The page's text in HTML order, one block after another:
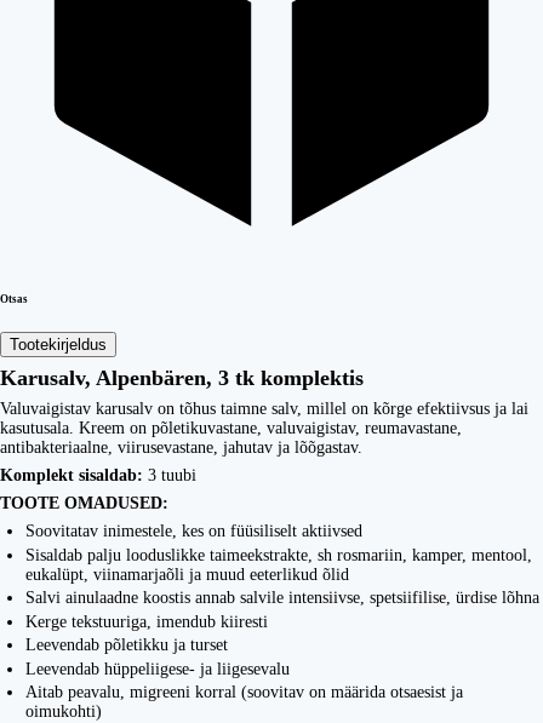
Otsas
Tootekirjeldus
Karusalv, Alpenbären, 3 tk komplektis
Valuvaigistav karusalv on tõhus taimne salv, millel on kõrge efektiivsus ja lai
kasutusala. Kreem on põletikuvastane, valuvaigistav, reumavastane,
antibakteriaalne, viirusevastane, jahutav ja lõõgastav.
Komplekt sisaldab: 3 tuubi
TOOTE OMADUSED:
Soovitatav inimestele, kes on füüsiliselt aktiivsed
Sisaldab palju looduslikke taimeekstrakte, sh rosmariin, kamper, mentool,
eukalüpt, viinamarjaõli ja muud eeterlikud õlid
Salvi ainulaadne koostis annab salvile intensiivse, spetsiifilise, ürdise lõhna
Kerge tekstuuriga, imendub kiiresti
Leevendab põletikku ja turset
Leevendab hüppeliigese- ja liigesevalu
Aitab peavalu, migreeni korral (soovitav on määrida otsaesist ja
oimukohti)